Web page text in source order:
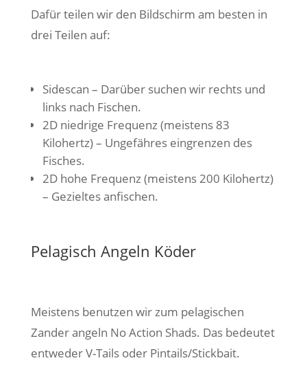
Dafür teilen wir den Bildschirm am besten in
drei Teilen auf:
Sidescan – Darüber suchen wir rechts und
links nach Fischen.
2D niedrige Frequenz (meistens 83
Kilohertz) – Ungefähres eingrenzen des
Fisches.
2D hohe Frequenz (meistens 200 Kilohertz)
– Gezieltes anfischen.
Pelagisch Angeln Köder
Meistens benutzen wir zum pelagischen
Zander angeln No Action Shads. Das bedeutet
entweder V-Tails oder Pintails/Stickbait.